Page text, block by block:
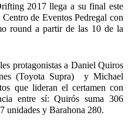
2017 llega a su final este
de Eventos Pedregal con
round a partir de las 10 de la
protagonistas a Daniel Quiros
(Toyota Supra)  y Michael
que lideran el certamen con
entre sí: Quirós suma 306
unidades y Barahona 280.